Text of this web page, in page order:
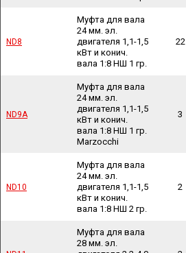
ND8
Муфта для вала
24 мм. эл.
двигателя 1,1-1,5
кВт и конич.
вала 1:8 НШ 1 гр.
22
ND9A
Муфта для вала
24 мм. эл.
двигателя 1,1-1,5
кВт и конич.
вала 1:8 НШ 1 гр.
Marzocchi
3
ND10
Муфта для вала
24 мм. эл.
двигателя 1,1-1,5
кВт и конич.
вала 1:8 НШ 2 гр.
2
Муфта для вала
28 мм. эл.
ND8
ND9A
ND10